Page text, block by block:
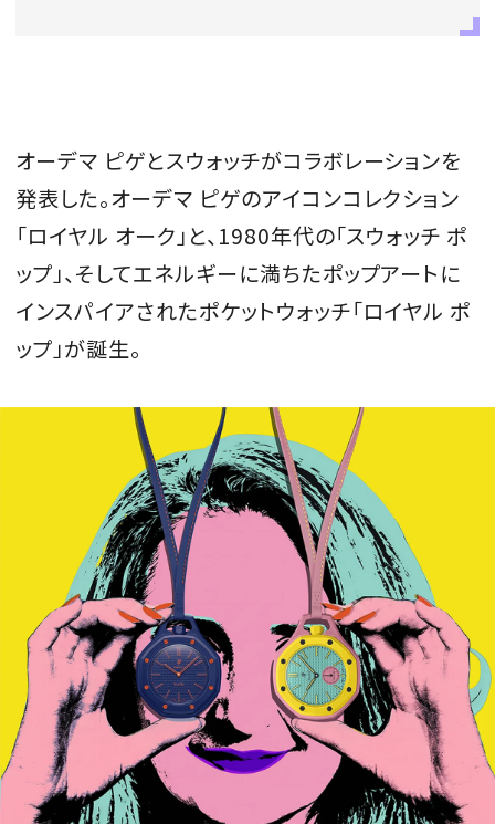
めます。
ログイン・新規会員登録
FOLLOW US
MAGAZINE
SPUR 2026 JULY
2026年9月号
2026-07-23発売
最新号を試し読み
オーデマ ピゲとスウォッチがコラボレーションを
発表した。オーデマ ピゲのアイコンコレクション
「ロイヤル オーク」と、1980年代の「スウォッチ ポ
ップ」、そしてエネルギーに満ちたポップアートに
インスパイアされたポケットウォッチ「ロイヤル ポ
ップ」が誕生。